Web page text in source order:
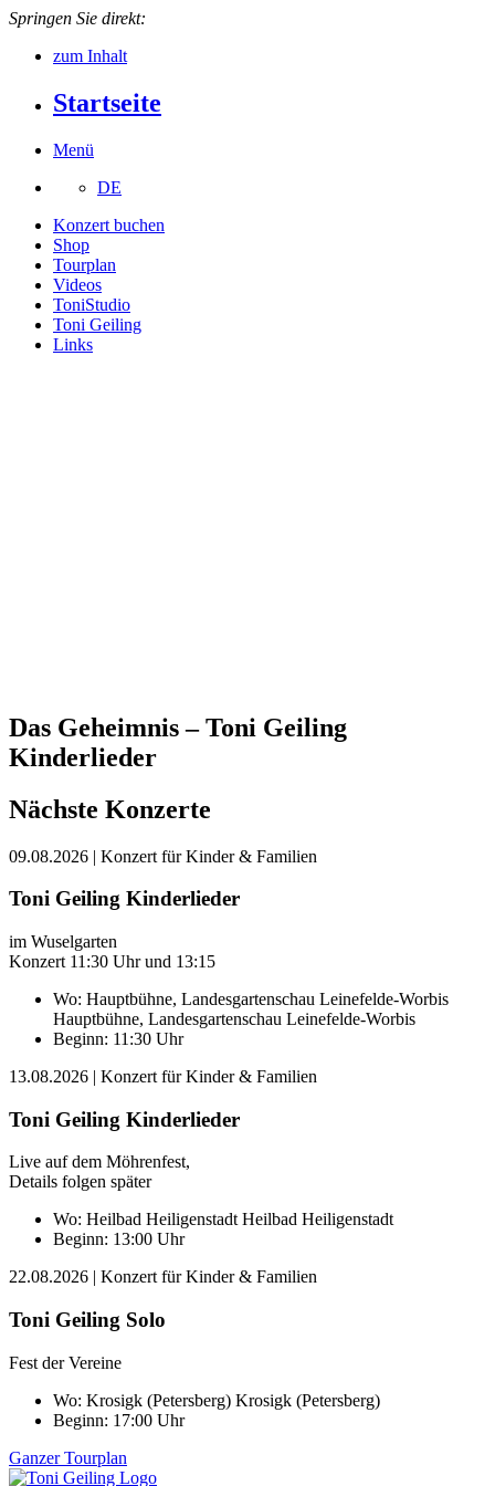
Springen Sie direkt:
zum Inhalt
Startseite
Menü
DE
Konzert buchen
Shop
Tourplan
Videos
ToniStudio
Toni Geiling
Links
Das Geheimnis – Toni Geiling
Kinderlieder
Nächste Konzerte
09.08.2026 | Konzert für Kinder & Familien
Toni Geiling Kinderlieder
im Wuselgarten
Konzert 11:30 Uhr und 13:15
Wo: Hauptbühne, Landesgartenschau Leinefelde-Worbis
Hauptbühne, Landesgartenschau Leinefelde-Worbis
Beginn: 11:30 Uhr
13.08.2026 | Konzert für Kinder & Familien
Toni Geiling Kinderlieder
Live auf dem Möhrenfest,
Details folgen später
Wo: Heilbad Heiligenstadt Heilbad Heiligenstadt
Beginn: 13:00 Uhr
22.08.2026 | Konzert für Kinder & Familien
Toni Geiling Solo
Fest der Vereine
Wo: Krosigk (Petersberg) Krosigk (Petersberg)
Beginn: 17:00 Uhr
Ganzer Tourplan